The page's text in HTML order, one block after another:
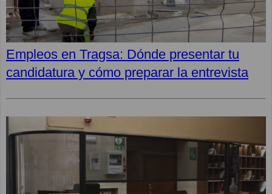
Empleos en Tragsa: Dónde presentar tu
candidatura y cómo preparar la entrevista